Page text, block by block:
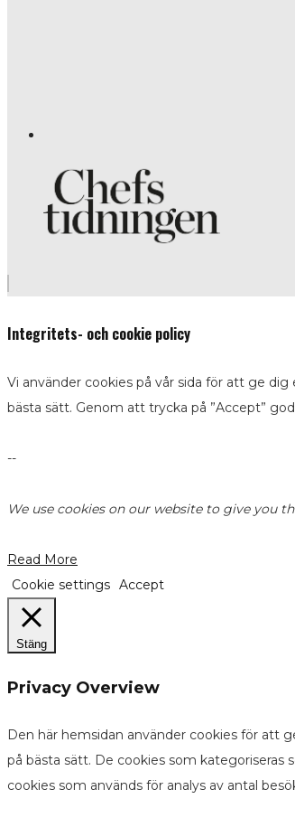
Integritets- och cookie policy
Vi använder cookies på vår sida för att ge
bästa sätt. Genom att trycka på ”Accept”
--
We use cookies on our website to give you
Read More
Cookie settings Accept
Stäng
Privacy Overview
Den här hemsidan använder cookies för att
på bästa sätt. De cookies som kategoriseras
cookies som används för analys av antal